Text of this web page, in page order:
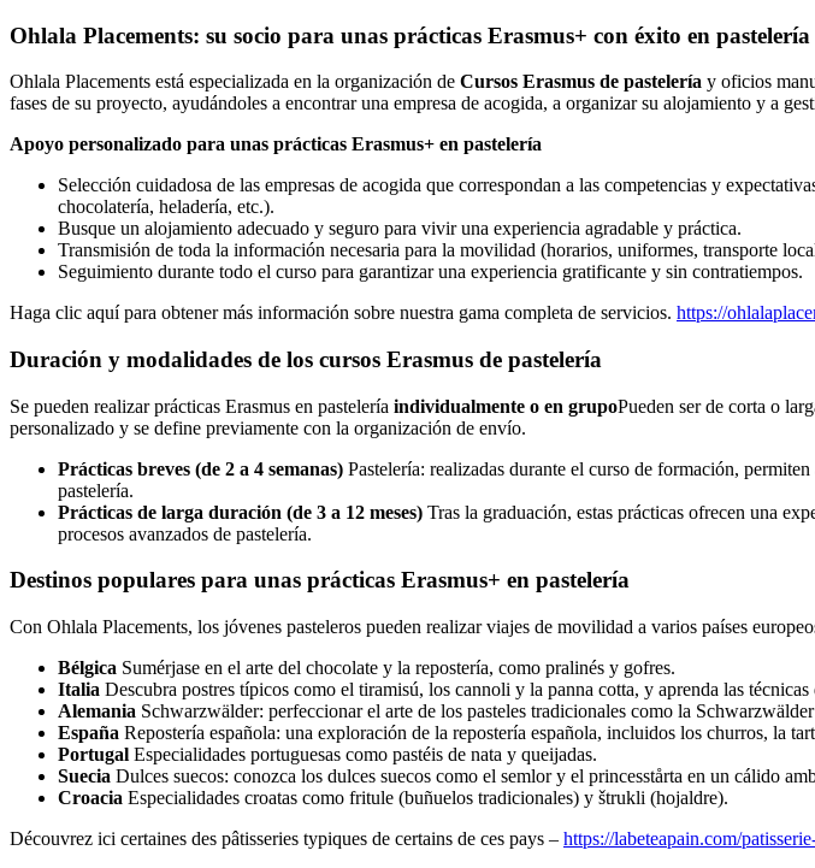
Ohlala Placements: su socio para unas prácticas Erasmus+ con éxito en pastelería
Ohlala Placements está especializada en la organización de Cursos Erasmus de pastelería y oficios
fases de su proyecto, ayudándoles a encontrar una empresa de acogida, a organizar su alojamiento y a
Apoyo personalizado para unas prácticas Erasmus+ en pastelería
Selección cuidadosa de las empresas de acogida que correspondan a las competencias y
chocolatería, heladería, etc.).
Busque un alojamiento adecuado y seguro para vivir una experiencia agradable y práctica.
Transmisión de toda la información necesaria para la movilidad (horarios, uniformes, transporte
Seguimiento durante todo el curso para garantizar una experiencia gratificante y sin contratiempos.
Haga clic aquí para obtener más información sobre nuestra gama completa de servicios. https://
Duración y modalidades de los cursos Erasmus de pastelería
Se pueden realizar prácticas Erasmus en pastelería individualmente o en grupoPueden ser de corta o
personalizado y se define previamente con la organización de envío.
Prácticas breves (de 2 a 4 semanas) Pastelería: realizadas durante el curso de formación,
pastelería.
Prácticas de larga duración (de 3 a 12 meses) Tras la graduación, estas prácticas ofrecen una
procesos avanzados de pastelería.
Destinos populares para unas prácticas Erasmus+ en pastelería
Con Ohlala Placements, los jóvenes pasteleros pueden realizar viajes de movilidad a varios países
Bélgica Sumérjase en el arte del chocolate y la repostería, como pralinés y gofres.
Italia Descubra postres típicos como el tiramisú, los cannoli y la panna cotta, y aprenda las
Alemania Schwarzwälder: perfeccionar el arte de los pasteles tradicionales como la
España Repostería española: una exploración de la repostería española, incluidos los churros, la
Portugal Especialidades portuguesas como pastéis de nata y queijadas.
Suecia Dulces suecos: conozca los dulces suecos como el semlor y el princesstårta en un cálido
Croacia Especialidades croatas como fritule (buñuelos tradicionales) y štrukli (hojaldre).
Découvrez ici certaines des pâtisseries typiques de certains de ces pays – https://labeteapain.com/